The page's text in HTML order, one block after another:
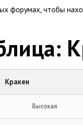
форумах, чтобы
Кракен
Высокая